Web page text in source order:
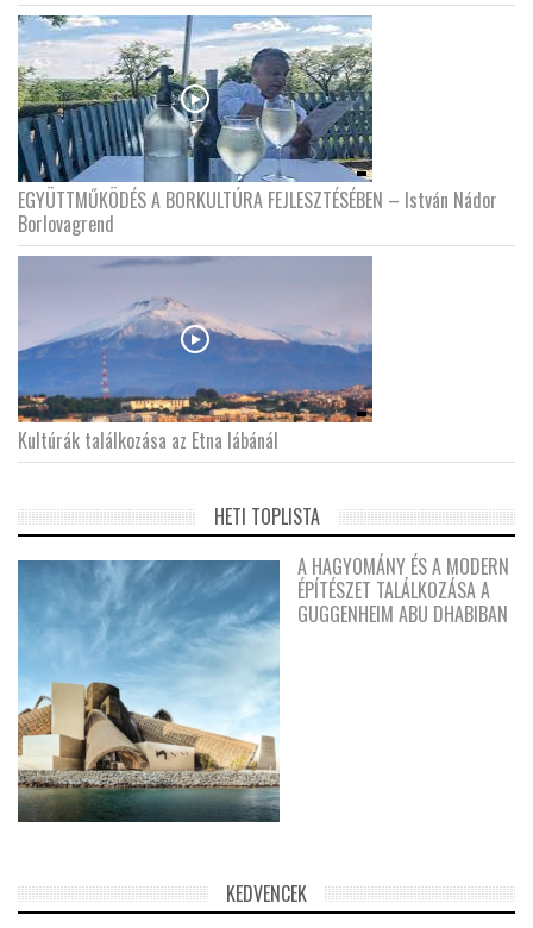
EGYÜTTMŰKÖDÉS A BORKULTÚRA FEJLESZTÉSÉBEN – István Nádor
Borlovagrend
Kultúrák találkozása az Etna lábánál
HETI TOPLISTA
A HAGYOMÁNY ÉS A MODERN
ÉPÍTÉSZET TALÁLKOZÁSA A
GUGGENHEIM ABU DHABIBAN
KEDVENCEK